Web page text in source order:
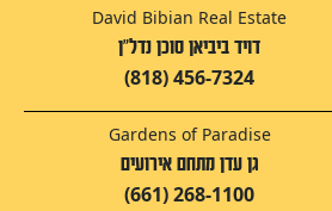
David Bibian Real Estate
דויד ביביאן סוכן נדל"ן
(818) 456-7324
Gardens of Paradise
גן עדן מתחם אירועים
(661) 268-1100